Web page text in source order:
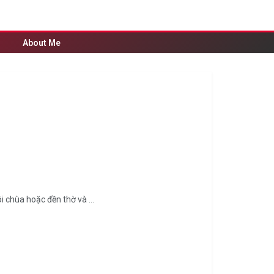
About Me
hoặc đền thờ và ...